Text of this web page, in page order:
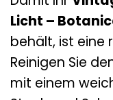
Licht –
behält, ist eine
Reinigen Sie
mit einem